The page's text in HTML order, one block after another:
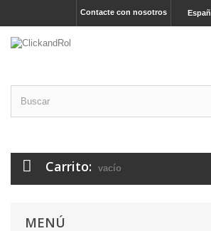
Contacte con nosotros
Carrito: vacío
MENÚ